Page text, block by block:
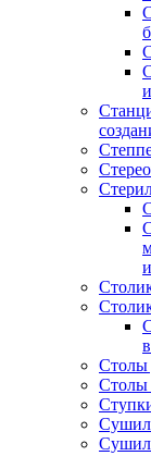
Столы
Столы